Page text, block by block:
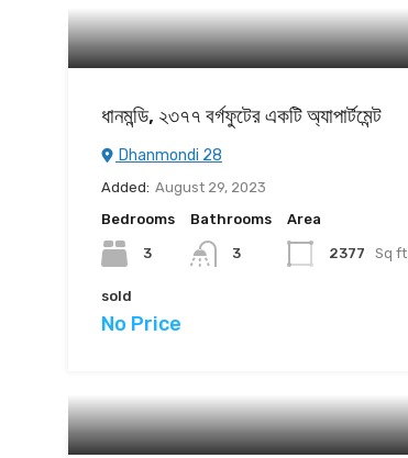
ধানমন্ডি, ২৩৭৭ বর্গফুটের একটি অ্যাপার্টমেন্ট
Dhanmondi 28
Added: August 29, 2023
Bedrooms
3
Bathrooms
3
Area
2377 Sq ft
sold
No Price